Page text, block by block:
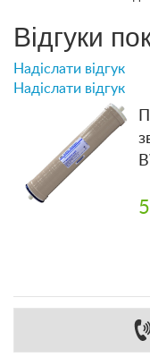
Відгуки
Надіслати відгук
Надіслати відгук